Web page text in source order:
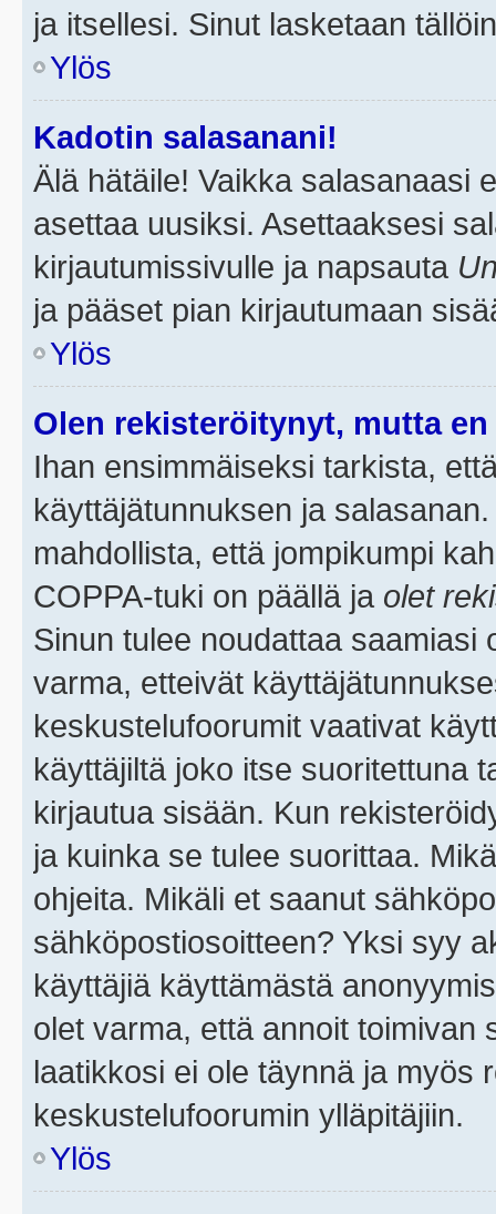
ja itsellesi. Sinut lasketaan
Ylös
Kadotin salasanani!
Älä hätäile! Vaikka salasanaasi
asettaa uusiksi. Asettaaksesi
kirjautumissivulle ja napsauta
ja pääset pian kirjautumaan
Ylös
Olen rekisteröitynyt, mutta
Ihan ensimmäiseksi tarkista,
käyttäjätunnuksen ja
mahdollista, että jompikumpi
COPPA-tuki on päällä ja olet
Sinun tulee noudattaa saamiasi
varma, etteivät
keskustelufoorumit vaativat
käyttäjiltä joko itse suoritettuna
kirjautua sisään. Kun
ja kuinka se tulee suorittaa.
ohjeita. Mikäli et saanut
sähköpostiosoitteen? Yksi syy
käyttäjiä käyttämästä
olet varma, että annoit toimivan
laatikkosi ei ole täynnä ja myös
keskustelufoorumin ylläpitäjiin.
Ylös